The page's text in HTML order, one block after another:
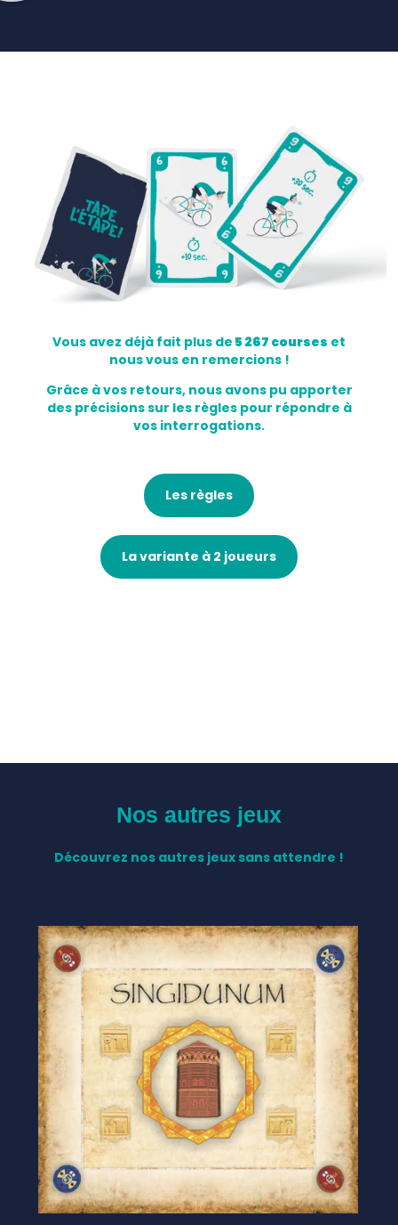
Vous avez déjà fait plus de 5 267 courses et
nous vous en remercions !
Grâce à vos retours, nous avons pu apporter
des précisions sur les règles pour répondre à
vos interrogations.
Les règles
La variante à 2 joueurs
Nos autres jeux
Découvrez nos autres jeux sans attendre !